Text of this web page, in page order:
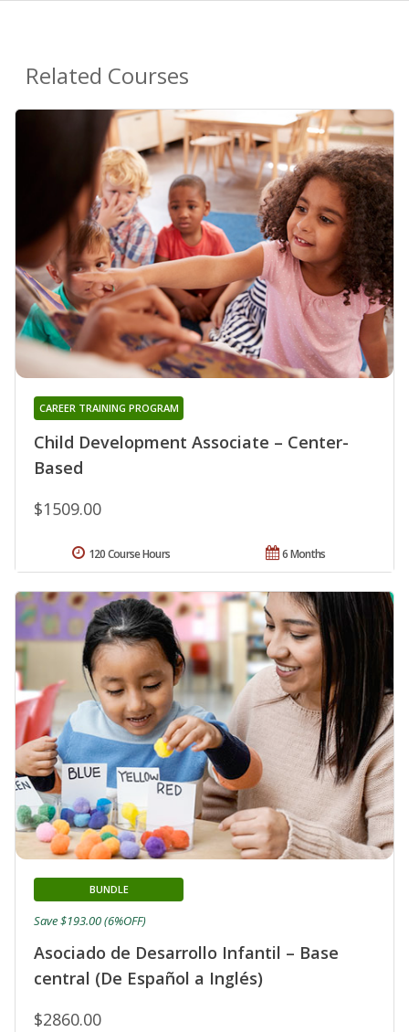
Related Courses
Child Development Associate – Center-
Based
CAREER TRAINING PROGRAM
$1509.00
6 Months
120 Course Hours
Asociado de Desarrollo Infantil – Base
central (De Español a Inglés)
BUNDLE
$2860.00
Save $193.00 (6%OFF)